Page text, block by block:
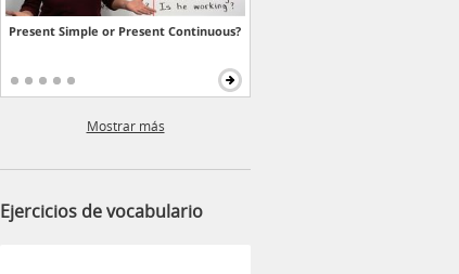
Present Simple or Present Continuous?
Mostrar más
Ejercicios de vocabulario